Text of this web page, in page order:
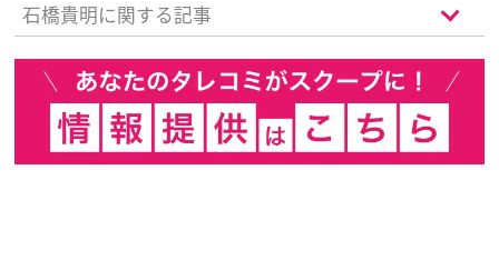
石橋貴明に関する記事